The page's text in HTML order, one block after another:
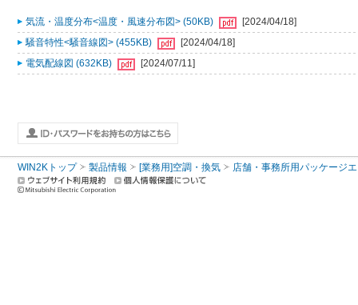
気流・温度分布<温度・風速分布図> (50KB)
[2024/04/18]
騒音特性<騒音線図> (455KB)
[2024/04/18]
電気配線図 (632KB)
[2024/07/11]
WIN2Kトップ 製品情報 [業務用]空調・換気 店舗・事務所用パッケージ